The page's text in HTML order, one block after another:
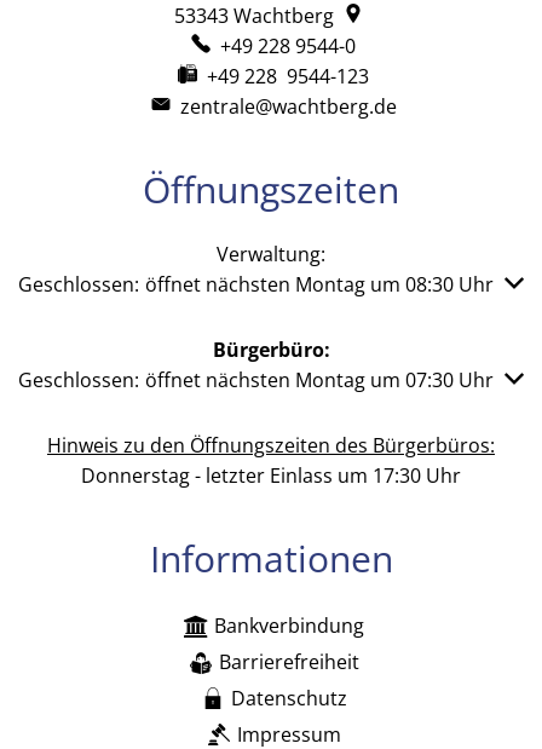
53343Wachtberg
+49 228 9544-0
+49 228 9544-123
zentrale@wachtberg.de
Öffnungszeiten
Verwaltung:
Klicken, um weitere Öffnungs- oder Schließzeiten
Geschlossen: öffnet nächsten Montag um 08:30 Uhr
Bürgerbüro:
Klicken, um weitere Öffnungs- oder Schließzeiten
Geschlossen: öffnet nächsten Montag um 07:30 Uhr
Hinweis zu den Öffnungszeiten des Bürgerbüros:
Donnerstag - letzter Einlass um 17:30 Uhr
Informationen
Bankverbindung
Barrierefreiheit
Datenschutz
Impressum